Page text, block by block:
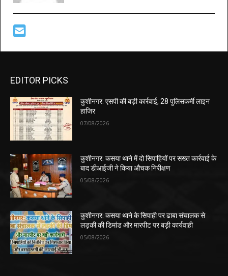
EDITOR PICKS
कुशीनगर: एसपी की बड़ी कार्रवाई, 28 पुलिसकर्मी लाइन
हाजिर
07/08/2026
कुशीनगर: कसया थाने में दो सिपाहियों पर सख्त कार्रवाई के
बाद डीआईजी ने किया औचक निरीक्षण
05/08/2026
कुशीनगर: कसया थाने के सिपाही पर ढाबा संचालक से
लड़की की डिमांड और मारपीट पर बड़ी कार्यवाही
05/08/2026